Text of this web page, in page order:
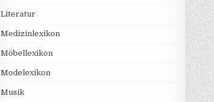
Literatur
Medizinlexikon
Möbellexikon
Modelexikon
Musik